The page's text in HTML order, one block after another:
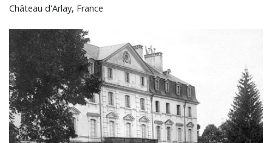
Château d'Arlay, France